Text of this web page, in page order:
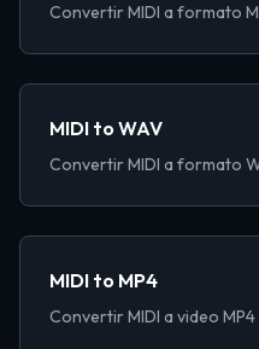
Convertir MIDI a formato
MIDI to WAV
Convertir MIDI a formato
MIDI to MP4
Convertir MIDI a video MP4